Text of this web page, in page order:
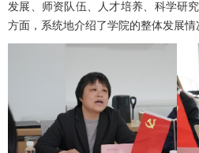
发展、师资队伍、人才培养、科学研
方面，系统地介绍了学院的整体发展情